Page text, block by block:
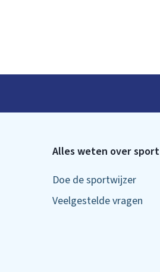
Alles weten over sport
Doe de sportwijzer
Veelgestelde vragen